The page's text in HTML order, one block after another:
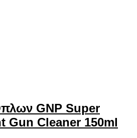
GNP Super
Gun Cleaner 150ml